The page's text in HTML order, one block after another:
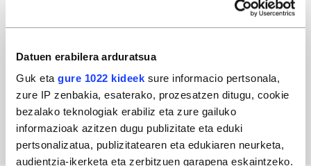
Datuen erabilera arduratsua
Guk eta gure 1022 kideek sure informacio pertsonala,
zure IP zenbakia, esaterako, prozesatzen ditugu, cookie
bezalako teknologiak erabiliz eta zure gailuko
informazioak azitzen dugu publizitate eta eduki
pertsonalizatua, publizitatearen eta edukiaren neurketa,
audientzia-ikerketa eta zerbitzuen garapena eskaintzeko.
Noiz arte
Bilatu egun bateko edizioa